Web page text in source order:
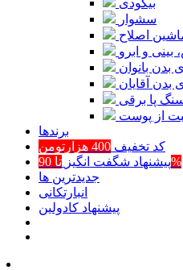
سشوار
اصلاح
و ابرو
بدن بانوان
بدن آقایان
پا برقی
از پوست
برند‌ها
کد تخفیف 400 هزارتومن
پیشنهاد شگفت انگیزتا 90%
جدیدترین ها
انبارتکانی
پیشنهاد کادولین